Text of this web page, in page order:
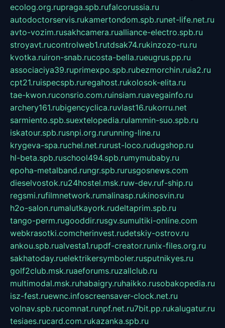
ecolog.org.rupraga.spb.rufalcorussia.ru
autodoctorservis.rukamertondom.spb.runet-life.net.ru
avto-vozim.rusakhcamera.rualliance-electro.spb.ru
stroyavt.rucontrolweb1.rutdsak74.rukinzozo-ru.ru
kvotka.ruiron-snab.rucosta-bella.rueugrus.pp.ru
associaciya39.ruprimexpo.spb.rubezmorchin.ruia2.ru
cpt21.ruispecspb.ruregahost.rukolosok-elita.ru
tae-kwon.ruconsrio.com.ruinsiam.ruavegainfo.ru
archery161.rubigencyclica.ruvlast16.rukorru.net
sarmiento.spb.suextelopedia.rulammin-suo.spb.ru
iskatour.spb.rusnpi.org.rurunning-line.ru
krygeva-spa.ruchel.net.rurust-loco.rudugshop.ru
hl-beta.spb.ruschool494.spb.rumymubaby.ru
epoha-metalband.rungr.spb.rurusgosnews.com
dieselvostok.ru24hostel.msk.ruw-dev.ruf-ship.ru
regsmi.rufilmnetwork.rumalinasp.rukinosvin.ru
h2o-salon.rumalutkayork.rudeltaprim.spb.ru
tango-perm.rugooddir.rusgv.sumultiki-online.com
webkrasotki.comcherinvest.rudetskiy-ostrov.ru
ankou.spb.rualvesta1.rupdf-creator.runix-files.org.ru
sakhatoday.ruelektrikersymboler.rusputnikyes.ru
golf2club.msk.ruaeforums.ruzallclub.ru
multimodal.msk.ruhabaigry.ruhaikko.rusobakopedia.ru
isz-fest.ruewnc.infoscreensaver-clock.net.ru
volnav.spb.rucomnat.runpf.net.ru7bit.pp.rukalugatur.ru
tesiaes.rucard.com.rukazanka.spb.ru